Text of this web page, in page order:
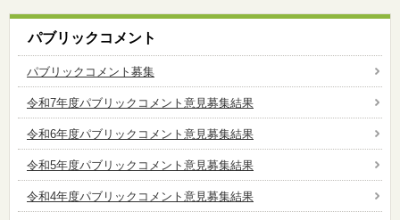
パブリックコメント
パブリックコメント募集
令和7年度パブリックコメント意見募集結果
令和6年度パブリックコメント意見募集結果
令和5年度パブリックコメント意見募集結果
令和4年度パブリックコメント意見募集結果